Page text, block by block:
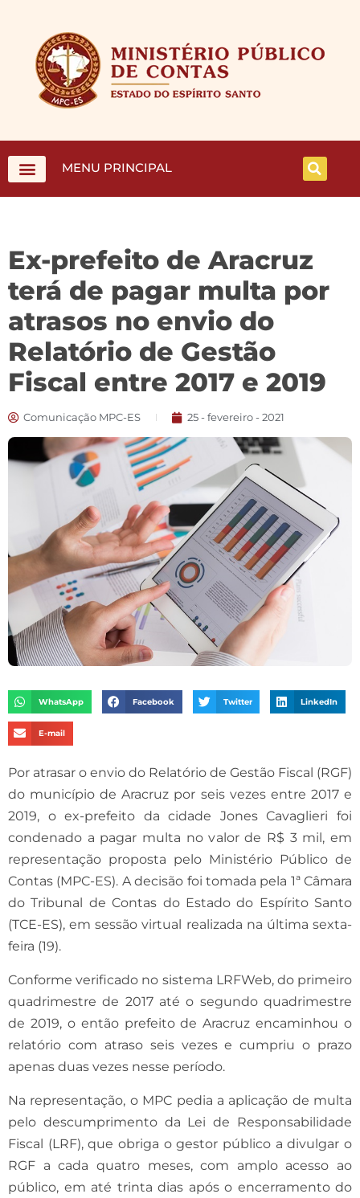
MENU PRINCIPAL
Ex-prefeito de Aracruz
terá de pagar multa por
atrasos no envio do
Relatório de Gestão
Fiscal entre 2017 e 2019
Comunicação MPC-ES 25 - fevereiro - 2021
WhatsApp Facebook Twitter LinkedIn
E-mail
Por atrasar o envio do Relatório de Gestão Fiscal (RGF)
do município de Aracruz por seis vezes entre 2017 e
2019, o ex-prefeito da cidade Jones Cavaglieri foi
condenado a pagar multa no valor de R$ 3 mil, em
representação proposta pelo Ministério Público de
Contas (MPC-ES). A decisão foi tomada pela 1ª Câmara
do Tribunal de Contas do Estado do Espírito Santo
(TCE-ES), em sessão virtual realizada na última sexta-
feira (19).
Conforme verificado no sistema LRFWeb, do primeiro
quadrimestre de 2017 até o segundo quadrimestre
de 2019, o então prefeito de Aracruz encaminhou o
relatório com atraso seis vezes e cumpriu o prazo
apenas duas vezes nesse período.
Na representação, o MPC pedia a aplicação de multa
pelo descumprimento da Lei de Responsabilidade
Fiscal (LRF), que obriga o gestor público a divulgar o
RGF a cada quatro meses, com amplo acesso ao
público, em até trinta dias após o encerramento do